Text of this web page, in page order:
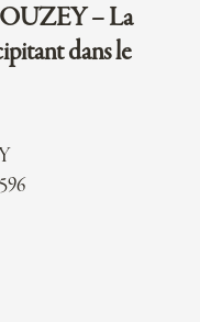
– La
dans le